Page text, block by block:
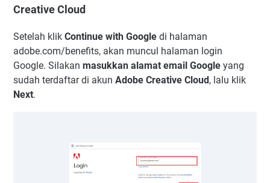
Creative Cloud
Setelah klik Continue with Google di halaman
adobe.com/benefits, akan muncul halaman login
Google. Silakan masukkan alamat email Google yang
sudah terdaftar di akun Adobe Creative Cloud, lalu klik
Next.